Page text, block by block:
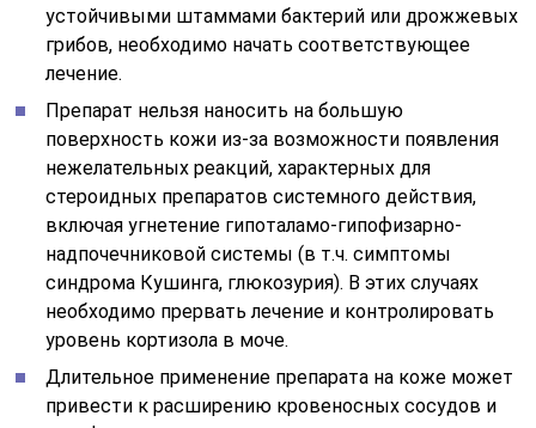
устойчивыми штаммами бактерий или дрожжевых
грибов, необходимо начать соответствующее
лечение.
Препарат нельзя наносить на большую
поверхность кожи из-за возможности появления
нежелательных реакций, характерных для
стероидных препаратов системного действия,
включая угнетение гипоталамо-гипофизарно-
надпочечниковой системы (в т.ч. симптомы
синдрома Кушинга, глюкозурия). В этих случаях
необходимо прервать лечение и контролировать
уровень кортизола в моче.
Длительное применение препарата на коже может
привести к расширению кровеносных сосудов и